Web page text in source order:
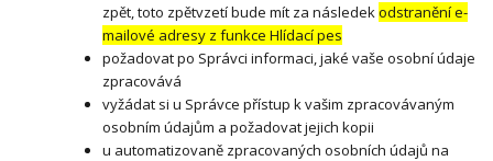
zpět, toto zpětvzetí bude mít za následekodstranění e-
mailové adresy z funkce Hlídací pes
požadovat po Správci informaci, jaké vaše osobní údaje
zpracovává
vyžádat si u Správce přístup k vašim zpracovávaným
osobním údajům a požadovat jejich kopii
u automatizovaně zpracovaných osobních údajů na